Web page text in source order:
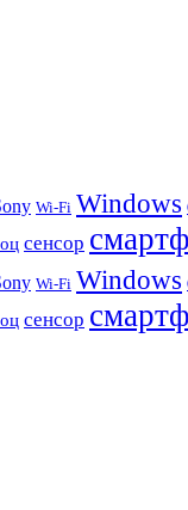
Wi-Fi Windows
сенсор
Wi-Fi Windows
сенсор